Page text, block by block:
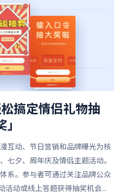
搞定情侣礼物抽
」
互动、节日营销和品牌曝光为核
七夕、周年庆及情侣主题活动。
系。参与者可通过关注品牌公众
活动或线上答题获得抽奖机会...